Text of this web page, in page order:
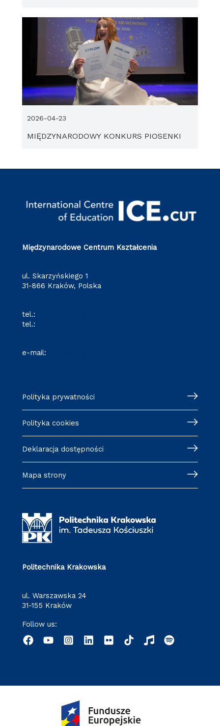
MIĘDZYNARODOWY KONKURS PIOSENKI
2026-04-23
Międzynarodowe Centrum Kształcenia
ul. Skarzyńskiego 1
31-866 Kraków, Polska
tel.:
tel.:
e-mail:
Polityka prywatności
Polityka cookies
Deklaracja dostępności
Mapa strony
Politechnika Krakowska
ul. Warszawska 24
31-155 Kraków
Follow us: